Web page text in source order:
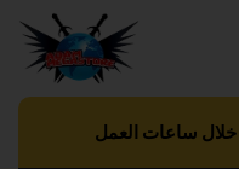
content
خلال ساعات العمل